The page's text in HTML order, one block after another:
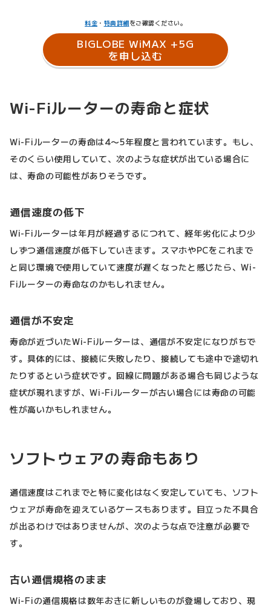
料金 ・ 特典詳細をご確認ください。
BIGLOBE WiMAX +5G
を申し込む
Wi-Fiルーターの寿命と症状
Wi-Fiルーターの寿命は4〜5年程度と言われています。もし、
そのくらい使用していて、次のような症状が出ている場合に
は、寿命の可能性がありそうです。
通信速度の低下
Wi-Fiルーターは年月が経過するにつれて、経年劣化により少
しずつ通信速度が低下していきます。スマホやPCをこれまで
と同じ環境で使用していて速度が遅くなったと感じたら、Wi-
Fiルーターの寿命なのかもしれません。
通信が不安定
寿命が近づいたWi-Fiルーターは、通信が不安定になりがちで
す。具体的には、接続に失敗したり、接続しても途中で途切れ
たりするという症状です。回線に問題がある場合も同じような
症状が現れますが、Wi-Fiルーターが古い場合には寿命の可能
性が高いかもしれません。
ソフトウェアの寿命もあり
通信速度はこれまでと特に変化はなく安定していても、ソフト
ウェアが寿命を迎えているケースもあります。目立った不具合
が出るわけではありませんが、次のような点で注意が必要で
す。
古い通信規格のまま
Wi-Fiの通信規格は数年おきに新しいものが登場しており、現